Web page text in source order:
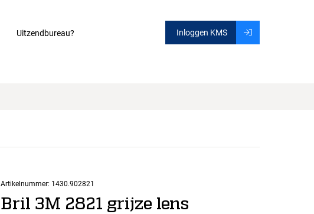
Uitzendbureau? Inloggen KMS
Artikelnummer: 1430.902821
Bril 3M 2821 grijze lens